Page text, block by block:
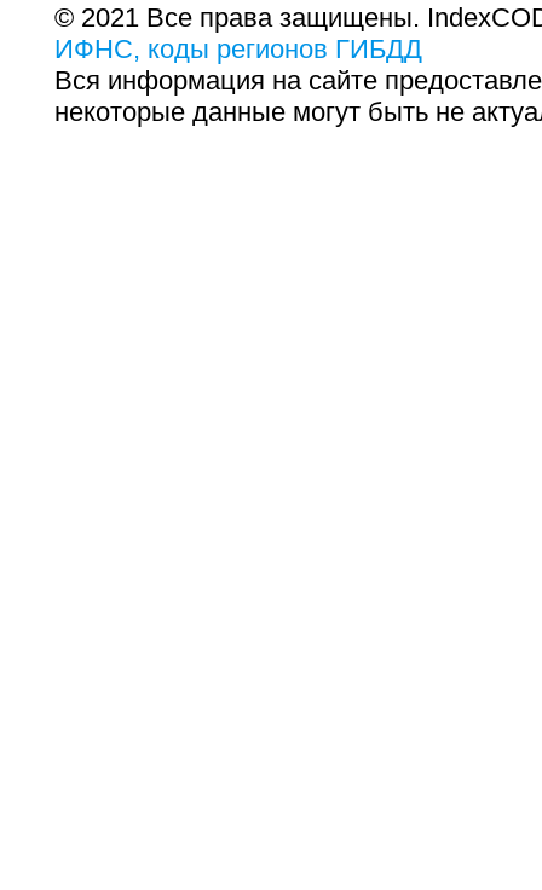
© 2021 Все права защищены.
ИФНС, коды регионов ГИБДД
Вся информация на сайте
некоторые данные могут быть не